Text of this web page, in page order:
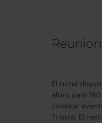
El hotel
aforo para
celebrar
Trieste. El